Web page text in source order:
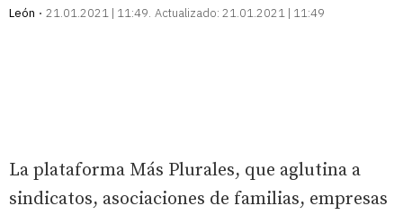
León
21.01.2021 | 11:49 Actualizado: 21.01.2021 | 11:49
La plataforma Más Plurales, que aglutina a
sindicatos, asociaciones de familias, empresas